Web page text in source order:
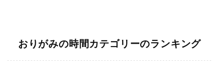
おりがみの時間カテゴリーのランキング